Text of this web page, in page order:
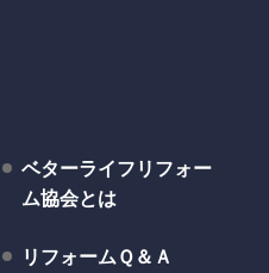
ベターライフリフォー
ム協会とは
リフォームＱ＆Ａ